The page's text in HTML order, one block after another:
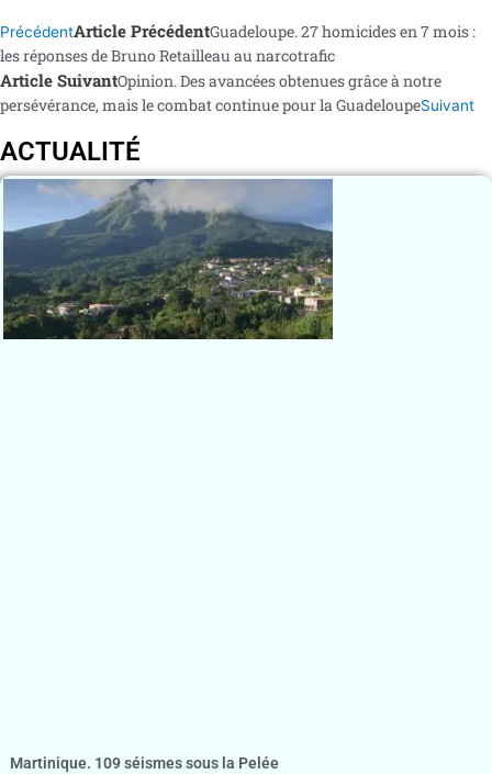
PrécédentArticle PrécédentGuadeloupe. 27 homicides en 7 mois :
les réponses de Bruno Retailleau au narcotrafic
Article SuivantOpinion. Des avancées obtenues grâce à notre
persévérance, mais le combat continue pour la GuadeloupeSuivant
ACTUALITÉ
Martinique. 109 séismes sous la Pelée